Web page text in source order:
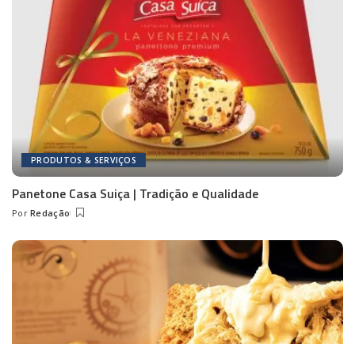
PRODUTOS & SERVIÇOS
Panetone Casa Suiça | Tradição e Qualidade
Posted
Por Redação